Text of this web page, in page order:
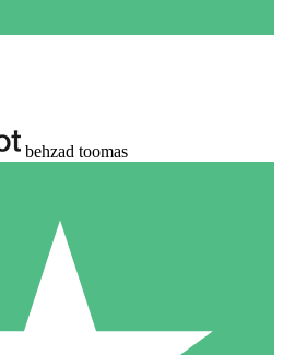
behzad toomas